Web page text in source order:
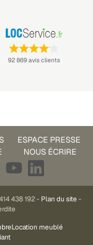
Note : 4,1 sur 5 —
92 869 avis clients
ESPACE PRESSE
NOUS ÉCRIRE
438 192 - Plan du site -
Location meublé